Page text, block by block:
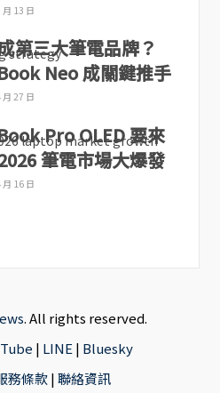
13 日
第三大筆電品牌？
Neo 成關鍵推手
27 日
Pro OLED 要來
筆電市場大爆發
16 日
. All rights reserved.
| LINE| Bluesky
務條款|聯絡資訊